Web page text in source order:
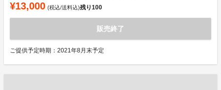
¥13,000 (税込/送料込)残り100
販売終了
ご提供予定時期：2021年8月末予定